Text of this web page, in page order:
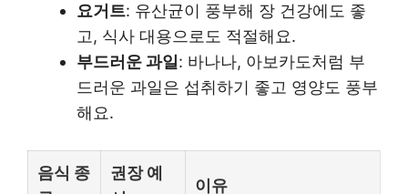
요거트: 유산균이 풍부해 장 건강에도 좋
고, 식사 대용으로도 적절해요.
부드러운 과일 : 바나나, 아보카도처럼 부
드러운 과일은 섭취하기 좋고 영양도 풍부
해요.
음식 종
권장 예
이유